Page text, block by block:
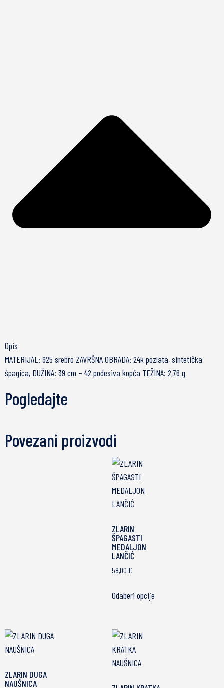
Opis
MATERIJAL: 925 srebro ZAVRŠNA OBRADA: 24k pozlata, sintetička
špagica, DUŽINA: 39 cm – 42 podesiva kopča TEŽINA: 2,76 g
Pogledajte
Povezani proizvodi
ZLARIN
ŠPAGASTI
MEDALJON
LANČIĆ
58,00 €
Odaberi opcije
ZLARIN DUGA
NAUŠNICA